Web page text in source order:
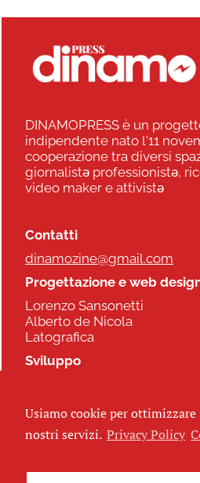
DINAMOPRESS è un
indipendente nato l'11
cooperazione tra diversi
giornalistə professionistə,
video maker e attivistə
Contatti
dinamozine@gmail.com
Progettazione e web
Lorenzo Sansonetti
Alberto de Nicola
Latografica
Sviluppo
Seguici
Usiamo cookie per
nostri servizi. Privacy Policy